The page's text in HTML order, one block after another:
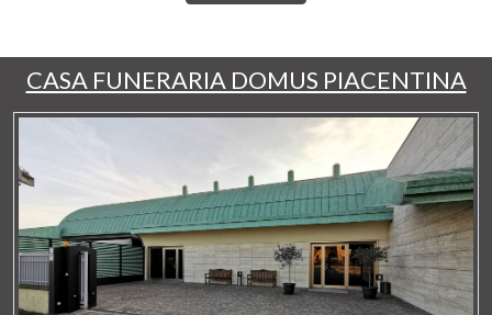
CASA FUNERARIA DOMUS PIACENTINA